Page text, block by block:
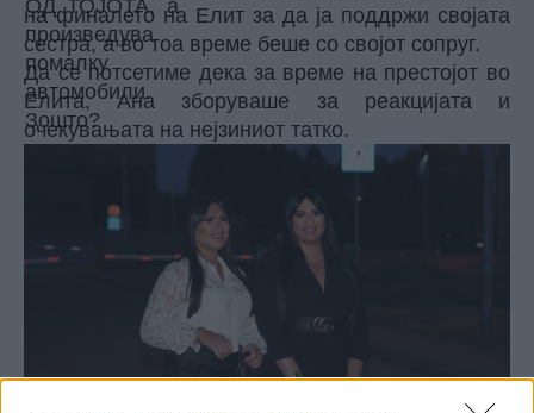
на финалето на Елит за да ја поддржи својата
сестра, а во тоа време беше со својот сопруг.
Да се ​​потсетиме дека за време на престојот во
Елита, Ана зборуваше за реакцијата и
очекувањата на нејзиниот татко.